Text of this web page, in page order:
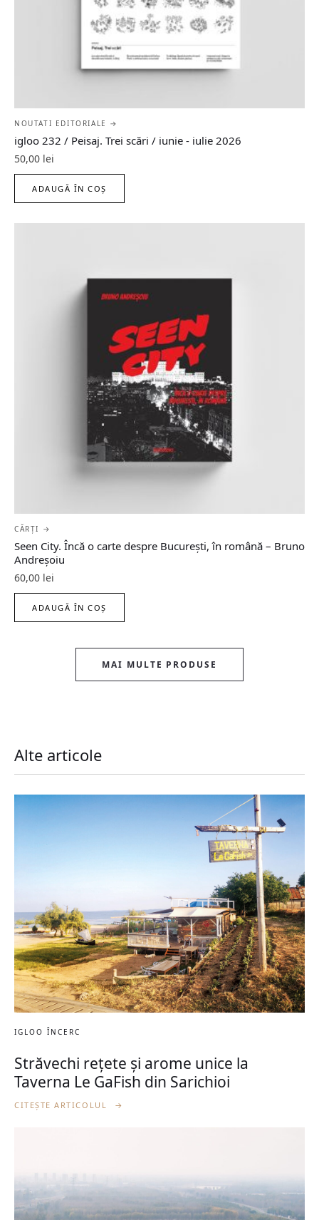
NOUTATI EDITORIALE →
igloo 232 / Peisaj. Trei scări / iunie - iulie 2026
50,00 lei
ADAUGĂ ÎN COȘ
CĂRȚI →
Seen City. Încă o carte despre București, în română – Bruno
Andreșoiu
60,00 lei
ADAUGĂ ÎN COȘ
MAI MULTE PRODUSE
Alte articole
IGLOO ÎNCERC
Străvechi rețete și arome unice la
Taverna Le GaFish din Sarichioi
CITEȘTE ARTICOLUL →